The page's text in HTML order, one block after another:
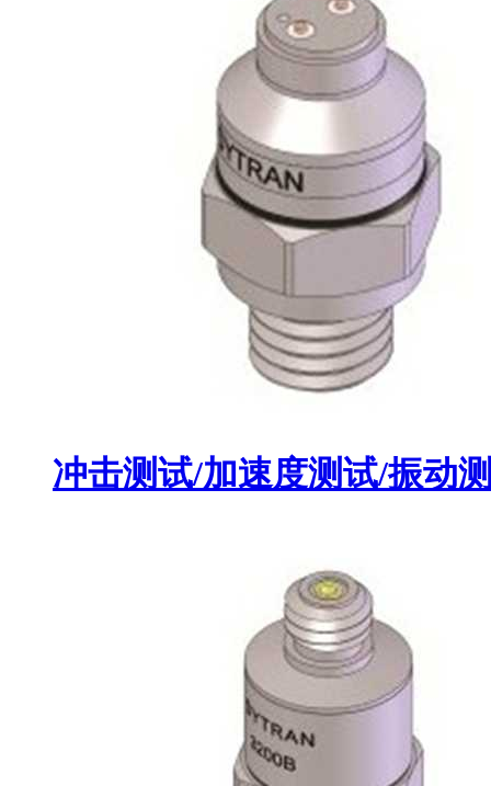
冲击测试/加速度测试/振动